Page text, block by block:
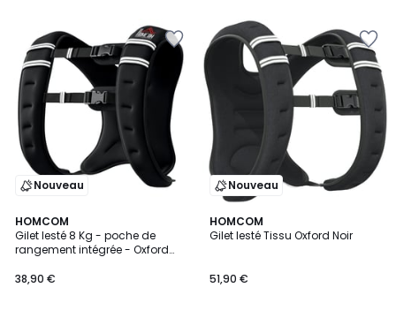
Nouveau
HOMCOM
Gilet lesté 8 Kg - poche de
rangement intégrée - Oxford
38,90 €
Nouveau
HOMCOM
Gilet lesté Tissu Oxford Noir
51,90 €